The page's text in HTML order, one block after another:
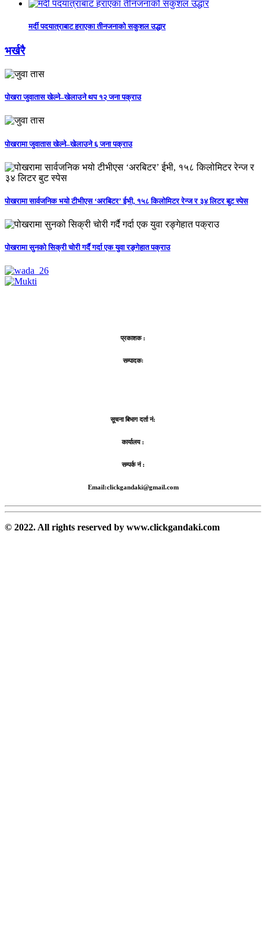
मर्दी पदयात्राबाट हराएका तीनजनाको सकुशल उद्धार
भर्खरै
पोखरा जुवातास खेल्ने–खेलाउने थप १२ जना पक्राउ
पोखरामा जुवातास खेल्ने–खेलाउने ६ जना पक्राउ
पोखरामा सार्वजनिक भयो टीभीएस ‘अरबिटर’ ईभी, १५८ किलोमिटर रेन्ज र ३४ लिटर बुट स्पेस
पोखरामा सुनको सिक्री चोरी गर्दै गर्दा एक युवा रङ्गेहात पक्राउ
प्रकाशक :
सम्पादकः
सूचना बिभाग दर्ता नं:
कार्यालय :
सम्पर्क नं :
Email:clickgandaki@gmail.com
© 2022. All rights reserved by www.clickgandaki.com